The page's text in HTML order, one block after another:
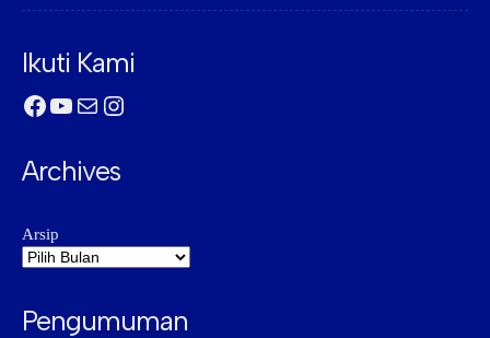
Ikuti Kami
Facebook
YouTube
MailInstagram
Archives
Arsip
Pengumuman